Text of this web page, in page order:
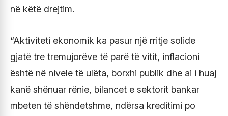
në këtë drejtim.
“Aktiviteti ekonomik ka pasur një rritje solide
gjatë tre tremujorëve të parë të vitit, inflacioni
është në nivele të ulëta, borxhi publik dhe ai i huaj
kanë shënuar rënie, bilancet e sektorit bankar
mbeten të shëndetshme, ndërsa kreditimi po